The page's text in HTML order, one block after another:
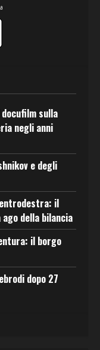
sulla
negli anni
e degli
il
della bilancia
il borgo
dopo 27